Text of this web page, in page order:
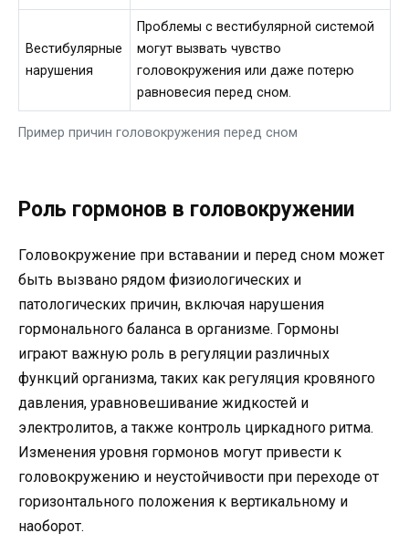
Пример причин головокружения перед сном
Вестибулярные
нарушения
Проблемы с вестибулярной системой
могут вызвать чувство
головокружения или даже потерю
равновесия перед сном.
Роль гормонов в головокружении
Головокружение при вставании и перед сном может
быть вызвано рядом физиологических и
патологических причин, включая нарушения
гормонального баланса в организме. Гормоны
играют важную роль в регуляции различных
функций организма, таких как регуляция кровяного
давления, уравновешивание жидкостей и
электролитов, а также контроль циркадного ритма.
Изменения уровня гормонов могут привести к
головокружению и неустойчивости при переходе от
горизонтального положения к вертикальному и
наоборот.